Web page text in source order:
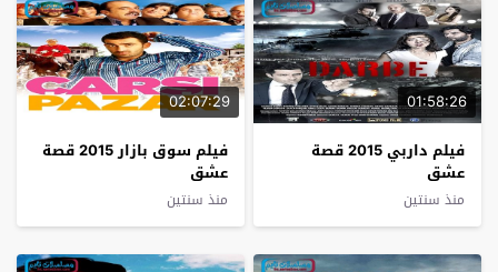
01:58:26
فيلم داربي 2015 قصة
عشق
منذ سنتين
02:07:29
فيلم سوق بازار 2015 قصة
عشق
منذ سنتين